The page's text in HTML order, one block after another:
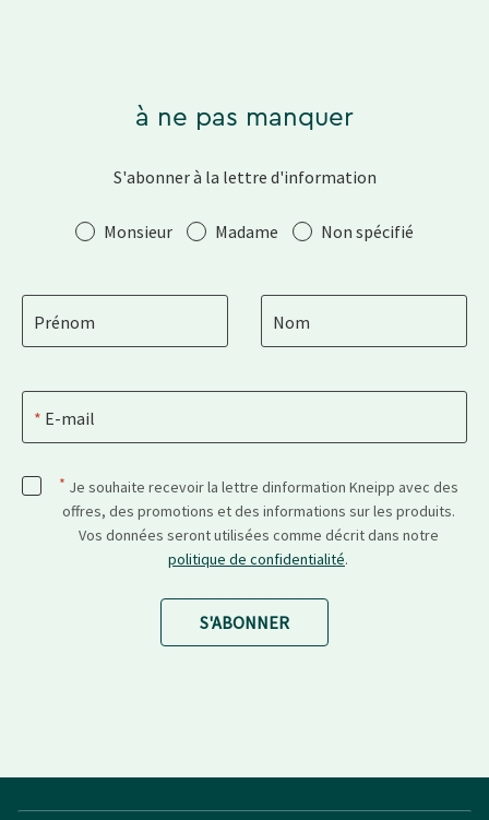
à ne pas manquer
S'abonner à la lettre d'information
SalutationMonsieur Madame Non spécifié
Prénom Nom
E-mail
* Je souhaite recevoir la lettre dinformation Kneipp avec des
offres, des promotions et des informations sur les produits.
Vos données seront utilisées comme décrit dans notre
politique de confidentialité.
S'ABONNER